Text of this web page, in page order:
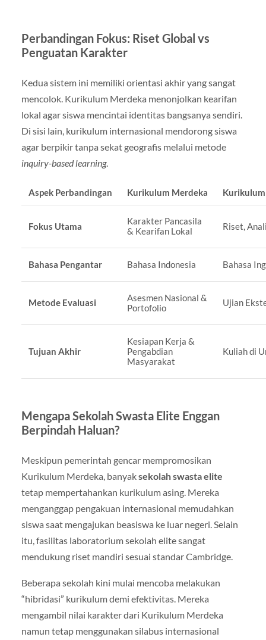
Perbandingan Fokus: Riset Global vs
Penguatan Karakter
Kedua sistem ini memiliki orientasi akhir yang sangat
mencolok. Kurikulum Merdeka menonjolkan kearifan
lokal agar siswa mencintai identitas bangsanya sendiri.
Di sisi lain, kurikulum internasional mendorong siswa
agar berpikir tanpa sekat geografis melalui metode
inquiry-based learning.
Aspek Perbandingan Kurikulum Merdeka
Fokus Utama
Karakter Pancasila
& Kearifan Lokal
Riset,
Bahasa Pengantar Bahasa Indonesia Bahasa
Metode Evaluasi
Asesmen Nasional &
Portofolio
Ujian
Tujuan Akhir
Kesiapan Kerja &
Pengabdian
Masyarakat
Kuliah di
Mengapa Sekolah Swasta Elite Enggan
Berpindah Haluan?
Meskipun pemerintah gencar mempromosikan
Kurikulum Merdeka, banyaksekolah swasta elite
tetap mempertahankan kurikulum asing. Mereka
menganggap pengakuan internasional memudahkan
siswa saat mengajukan beasiswa ke luar negeri. Selain
itu, fasilitas laboratorium sekolah elite sangat
mendukung riset mandiri sesuai standar Cambridge.
Beberapa sekolah kini mulai mencoba melakukan
“hibridasi” kurikulum demi efektivitas. Mereka
mengambil nilai karakter dari Kurikulum Merdeka
namun tetap menggunakan silabus internasional